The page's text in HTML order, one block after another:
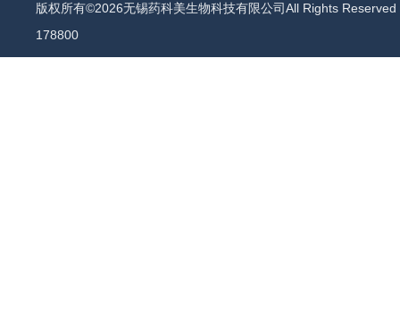
版权所有©2026无锡药科美生物科技有限公司All Rights
178800